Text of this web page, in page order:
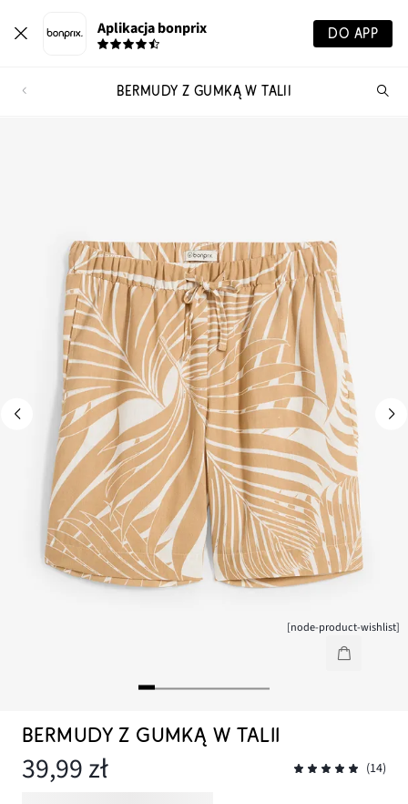
Aplikacja bonprix DO APP
BERMUDY Z GUMKĄ W TALII
[node-product-wishlist]
BERMUDY Z GUMKĄ W TALII
39,99 zł (14)